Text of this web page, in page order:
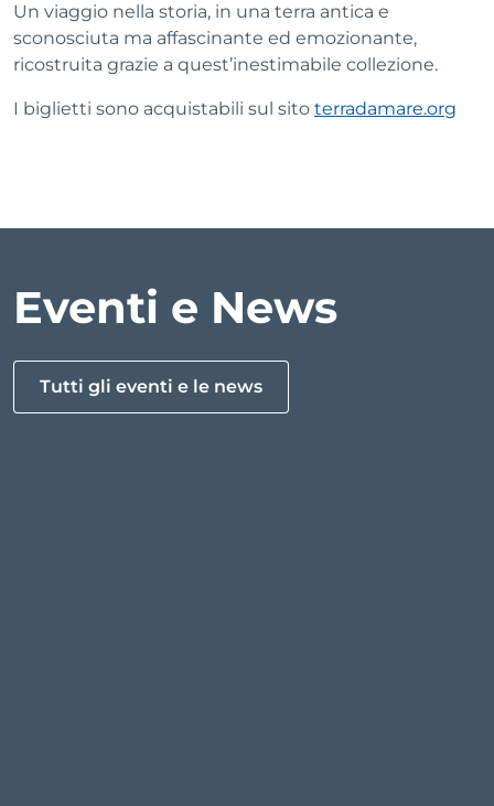
Un viaggio nella storia, in una terra antica e
sconosciuta ma affascinante ed emozionante,
ricostruita grazie a quest’inestimabile collezione.
I biglietti sono acquistabili sul sito terradamare.org
Eventi e News
Tutti gli eventi e le news